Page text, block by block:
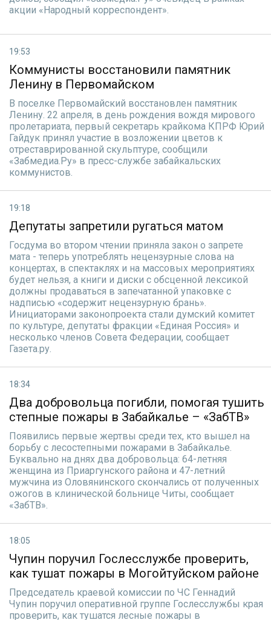
акции «Народный корреспондент».
19:53
Коммунисты восстановили памятник
Ленину в Первомайском
В поселке Первомайский восстановлен памятник
Ленину. 22 апреля, в день рождения вождя мирового
пролетариата, первый секретарь крайкома КПРФ Юрий
Гайдук принял участие в возложении цветов к
отреставрированной скульптуре, сообщили
«Забмедиа.Ру» в пресс-службе забайкальских
коммунистов.
19:18
Депутаты запретили ругаться матом
Госдума во втором чтении приняла закон о запрете
мата - теперь употреблять нецензурные слова на
концертах, в спектаклях и на массовых мероприятиях
будет нельзя, а книги и диски с обсценной лексикой
должны продаваться в запечатанной упаковке с
надписью «содержит нецензурную брань».
Инициаторами законопроекта стали думский комитет
по культуре, депутаты фракции «Единая Россия» и
несколько членов Совета Федерации, сообщает
Газета.ру.
18:34
Два добровольца погибли, помогая тушить
степные пожары в Забайкалье – «ЗабТВ»
Появились первые жертвы среди тех, кто вышел на
борьбу с лесостепными пожарами в Забайкалье.
Буквально на днях два добровольца: 64-летняя
женщина из Приаргунского района и 47-летний
мужчина из Оловянинского скончались от полученных
ожогов в клинической больнице Читы, сообщает
«ЗабТВ».
18:05
Чупин поручил Гослесслужбе проверить,
как тушат пожары в Могойтуйском районе
Председатель краевой комиссии по ЧС Геннадий
Чупин поручил оперативной группе Гослесслужбы края
проверить, как тушатся лесные пожары в